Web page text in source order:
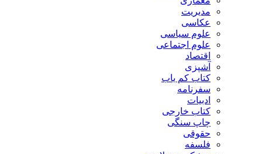
مدیریت
عکاسی
علوم سیاسی
علوم اجتماعی
اقتصاد
آشپزی
کتاب کم یاب
سفرنامه
ادبیات
کتاب خارجی
چاپ سنگی
حقوقی
فلسفه